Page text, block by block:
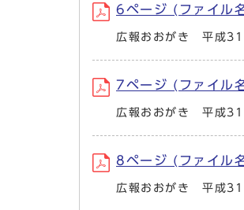
6ページ (ファイ
広報おおがき 平成
7ページ (ファイ
広報おおがき 平成
8ページ (ファイ
広報おおがき 平成